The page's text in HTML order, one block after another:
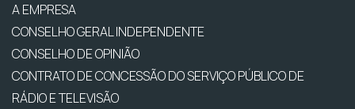
A EMPRESA
CONSELHO GERAL INDEPENDENTE
CONSELHO DE OPINIÃO
CONTRATO DE CONCESSÃO DO SERVIÇO PÚBLICO DE
RÁDIO E TELEVISÃO